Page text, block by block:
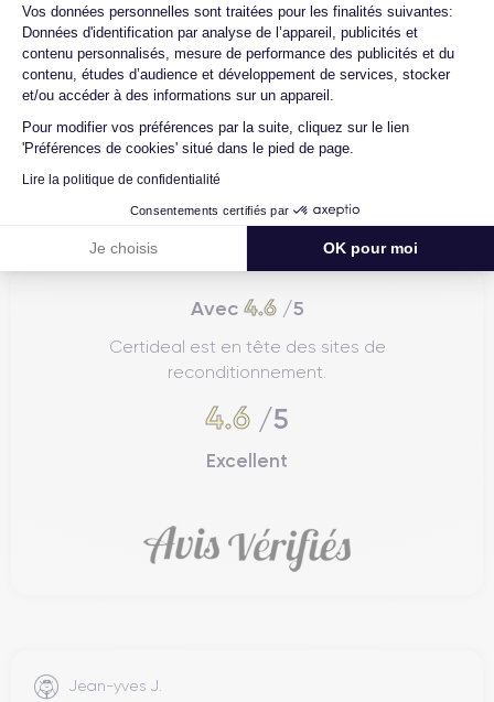
Vos données personnelles sont traitées pour les finalités suivantes:
Données d'identification par analyse de l’appareil, publicités et
contenu personnalisés, mesure de performance des publicités et du
contenu, études d’audience et développement de services, stocker
et/ou accéder à des informations sur un appareil.
Pour modifier vos préférences par la suite, cliquez sur le lien
'Préférences de cookies' situé dans le pied de page.
Lire la politique de confidentialité
Consentements certifiés par
Je choisis OK pour moi
Axeptio consent
Avec 4.6/5
Certideal est en tête des sites de
reconditionnement.
4.6 /5
Excellent
Jean-yves J.